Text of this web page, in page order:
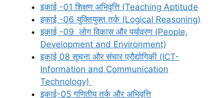
इकाई -01 शिक्षण अभिवृत्ति (Teaching Aptitude
इकाई -06 युक्तियुक्त तर्क (Logical Reasoning)
इकाई -09 लोग विकास और पर्यावरण (People,
Development and Environment)
इकाई 08 सूचना और संचार प्रौद्योगिकी (ICT-
Information and Communication
Technology)
इकाई-05 गणितीय तर्क और अभिवृत्ति